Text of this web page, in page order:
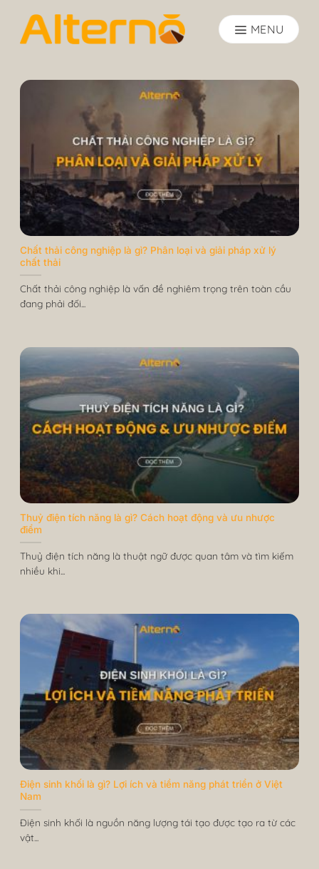
content
Chất thải công nghiệp là gì? Phân loại và giải pháp xử lý
chất thải
Chất thải công nghiệp là vấn đề nghiêm trọng trên toàn cầu
đang phải đối...
Thuỷ điện tích năng là gì? Cách hoạt động và ưu nhược
điểm
Thuỷ điện tích năng là thuật ngữ được quan tâm và tìm kiếm
nhiều khi...
Điện sinh khối là gì? Lợi ích và tiềm năng phát triển ở Việt
Nam
Điện sinh khối là nguồn năng lượng tái tạo được tạo ra từ các
vật...